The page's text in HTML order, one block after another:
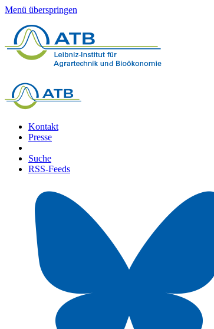
Menü überspringen
Kontakt
Presse
Suche
RSS-Feeds